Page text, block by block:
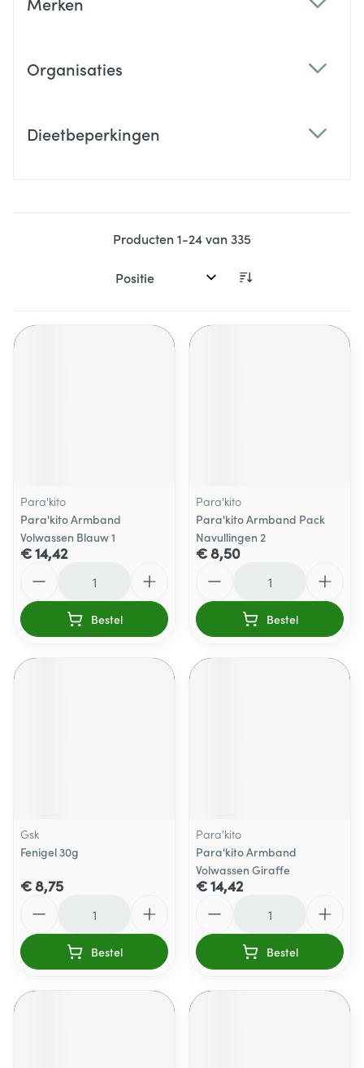
Organisaties
Dieetbeperkingen
Producten1-24van335
Sorteer op:
Para'kito
Para'kito Armband
Volwassen Blauw 1
€ 14,42
Bestel
Para'kito
Para'kito Armband Pack
Navullingen 2
€ 8,50
Bestel
Gsk
Fenigel 30g
€ 8,75
Bestel
Para'kito
Para'kito Armband
Volwassen Giraffe
€ 14,42
Bestel